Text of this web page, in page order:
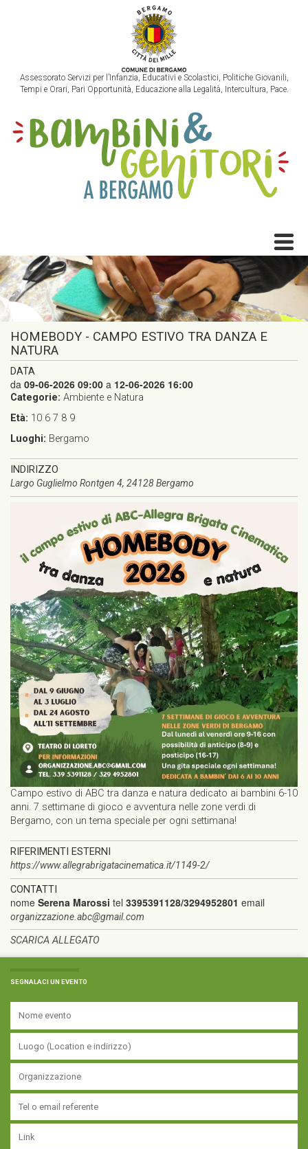
Assessorato Servizi per l’Infanzia, Educativi e Scolastici, Politiche Giovanili,
Tempi e Orari, Pari Opportunità, Educazione alla Legalità, Intercultura, Pace.
HOMEBODY - CAMPO ESTIVO TRA DANZA E
NATURA
DATA
da 09-06-2026 09:00 a 12-06-2026 16:00
Categorie: Ambiente e Natura
Età: 10 6 7 8 9
Luoghi: Bergamo
INDIRIZZO
Largo Guglielmo Rontgen 4, 24128 Bergamo
Campo estivo di ABC tra danza e natura dedicato ai bambini 6-10
anni. 7 settimane di gioco e avventura nelle zone verdi di
Bergamo, con un tema speciale per ogni settimana!
RIFERIMENTI ESTERNI
https://www.allegrabrigatacinematica.it/1149-2/
CONTATTI
nome Serena Marossi tel 3395391128/3294952801 email
organizzazione.abc@gmail.com
SCARICA ALLEGATO
SEGNALACI UN EVENTO